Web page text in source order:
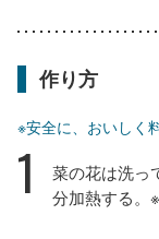
作り方
※安全に、おいしく
1
菜の花は洗っ
分加熱する。